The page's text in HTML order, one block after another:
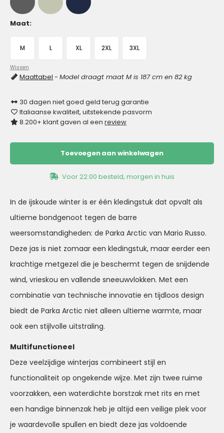
Maat
M L XL 2XL 3XL
Wissen
Maattabel -Model draagt maat M is 187 cm en 82 kg
30 dagen niet goed geld terug garantie
Italiaanse kwaliteit, uitstekende pasvorm
8.200+ klant gaven al eenreview
Toevoegen aan winkelwagen
Voor 22:00 besteld, morgen in huis
In de ijskoude winter is er één kledingstuk dat opvalt als
ultieme bondgenoot tegen de barre
weersomstandigheden: de Parka Arctic van Mario Russo.
Deze jas is niet zomaar een kledingstuk, maar eerder een
krachtige metgezel die je beschermt tegen de snijdende
wind, vrieskou en vallende sneeuwvlokken. Met een
combinatie van technische innovatie en tijdloos design
biedt de Parka Arctic niet alleen ultieme warmte, maar
ook een stijlvolle uitstraling.
Multifunctioneel
Deze veelzijdige winterjas combineert stijl en
functionaliteit op ongekende wijze. Met zijn twee ruime
voorzakken, een waterdichte borstzak met rits en met
een handige binnenzak heb je altijd een veilige plek voor
je waardevolle spullen en biedt deze jas voldoende